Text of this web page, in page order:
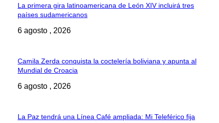
La primera gira latinoamericana de León XIV incluirá tres
países sudamericanos
6 agosto , 2026
Camila Zerda conquista la coctelería boliviana y apunta al
Mundial de Croacia
6 agosto , 2026
La Paz tendrá una Línea Café ampliada: Mi Teleférico fija